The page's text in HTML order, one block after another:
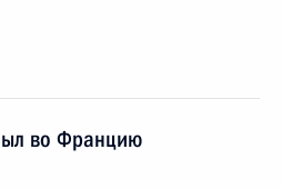
во Францию